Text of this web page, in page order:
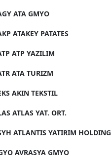
ATA GMYO
ATAKEY PATATES
ATP YAZILIM
ATA TURIZM
AKIN TEKSTIL
ATLAS YAT. ORT.
ATLANTIS YATIRIM HOLDING
AVRASYA GMYO